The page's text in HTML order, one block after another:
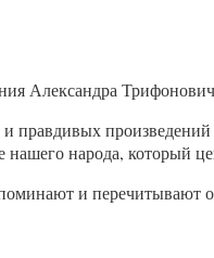
Александра
правдивых
народа, который
и перечитывают